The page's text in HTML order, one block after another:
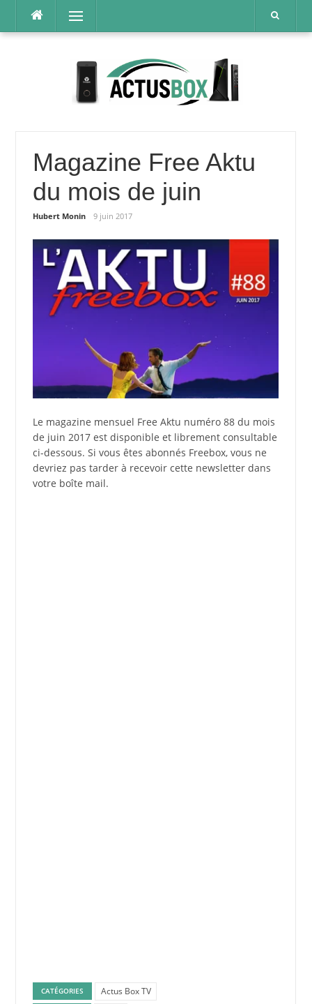
contenu
Menu
Magazine Free Aktu
du mois de juin
Hubert Monin 9 juin 2017
Le magazine mensuel Free Aktu numéro 88 du mois
de juin 2017 est disponible et librement consultable
ci-dessous. Si vous êtes abonnés Freebox, vous ne
devriez pas tarder à recevoir cette newsletter dans
votre boîte mail.
CATÉGORIES Actus Box TV